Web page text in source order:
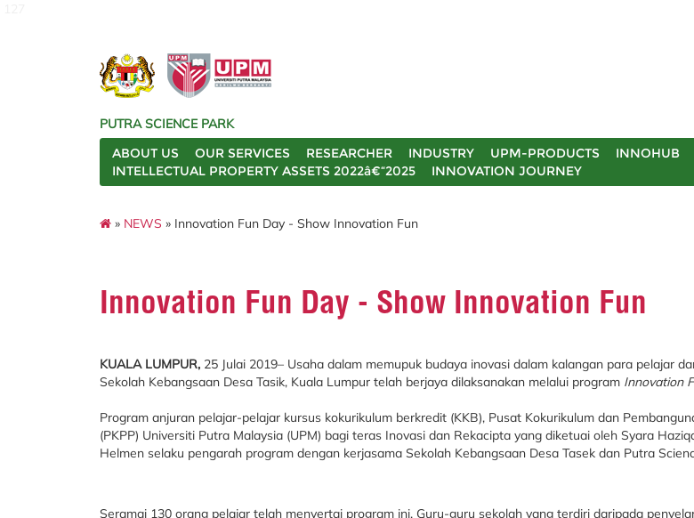
PUTRA SCIENCE PARK
ABOUT US
OUR SERVICES RESEARCHER INDUSTRY UPM-PRODUCTS INNOHUB
INTELLECTUAL PROPERTY ASSETS 2022â€“2025
INNOVATION JOURNEY
» NEWS » Innovation Fun Day - Show Innovation Fun
Innovation Fun Day - Show Innovation Fun
KUALA LUMPUR, 25 Julai 2019– Usaha dalam memupuk budaya inovasi dalam kalangan para pelajar
Sekolah Kebangsaan Desa Tasik, Kuala Lumpur telah berjaya dilaksanakan melalui program Innovation
Program anjuran pelajar-pelajar kursus kokurikulum berkredit (KKB), Pusat Kokurikulum dan
(PKPP) Universiti Putra Malaysia (UPM) bagi teras Inovasi dan Rekacipta yang diketuai oleh Syara
Helmen selaku pengarah program dengan kerjasama Sekolah Kebangsaan Desa Tasek dan Putra
Seramai 130 orang pelajar telah menyertai program ini. Guru-guru sekolah yang terdiri daripada